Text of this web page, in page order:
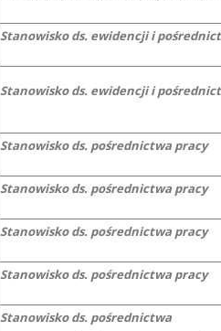
Stanowisko ds. ewidencji i
Stanowisko ds. ewidencji i
Stanowisko ds. pośrednictwa pracy
Stanowisko ds. pośrednictwa pracy
Stanowisko ds. pośrednictwa pracy
Stanowisko ds. pośrednictwa pracy
Stanowisko ds. pośrednictwa